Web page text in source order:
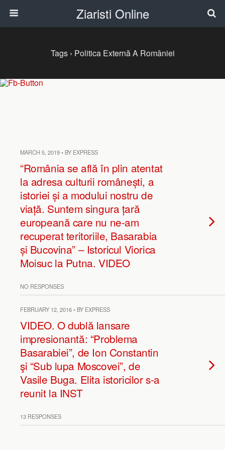
Ziaristi Online
Tags › Politica Externă A României
MARCH 5, 2019 • BY EXPRESS
“România se află în plin atentat
la adresa culturii românești, a
istoriei și a modului nostru de
viață. Suntem singura țară
europeană care nu ne-am
recuperat teritoriile, Basarabia
și Bucovina” – Istoricul Viorica
Moisuc la Putna. VIDEO
NO RESPONSES
FEBRUARY 12, 2016 • BY EXPRESS
VIDEO. O dublă lansare
impresionantă: “Problema
Basarabiei”, de Ion Constantin
şi “Sub lupa Moscovei”, de
Vasile Buga. Elita istoricilor s-a
reunit la INST
13 RESPONSES